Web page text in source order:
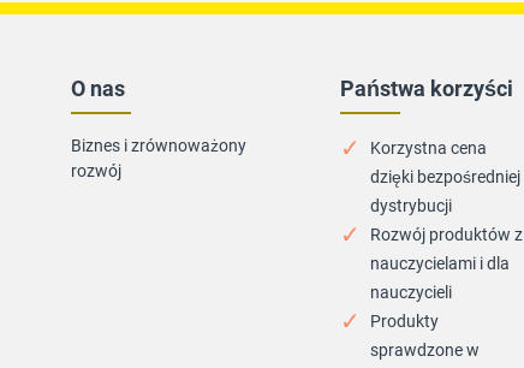
Państwa korzyści
Korzystna cena
dzięki bezpośredniej
dystrybucji
Rozwój produktów z
nauczycielami i dla
nauczycieli
Produkty
sprawdzone w
O nas
Biznes i zrównoważony
rozwój